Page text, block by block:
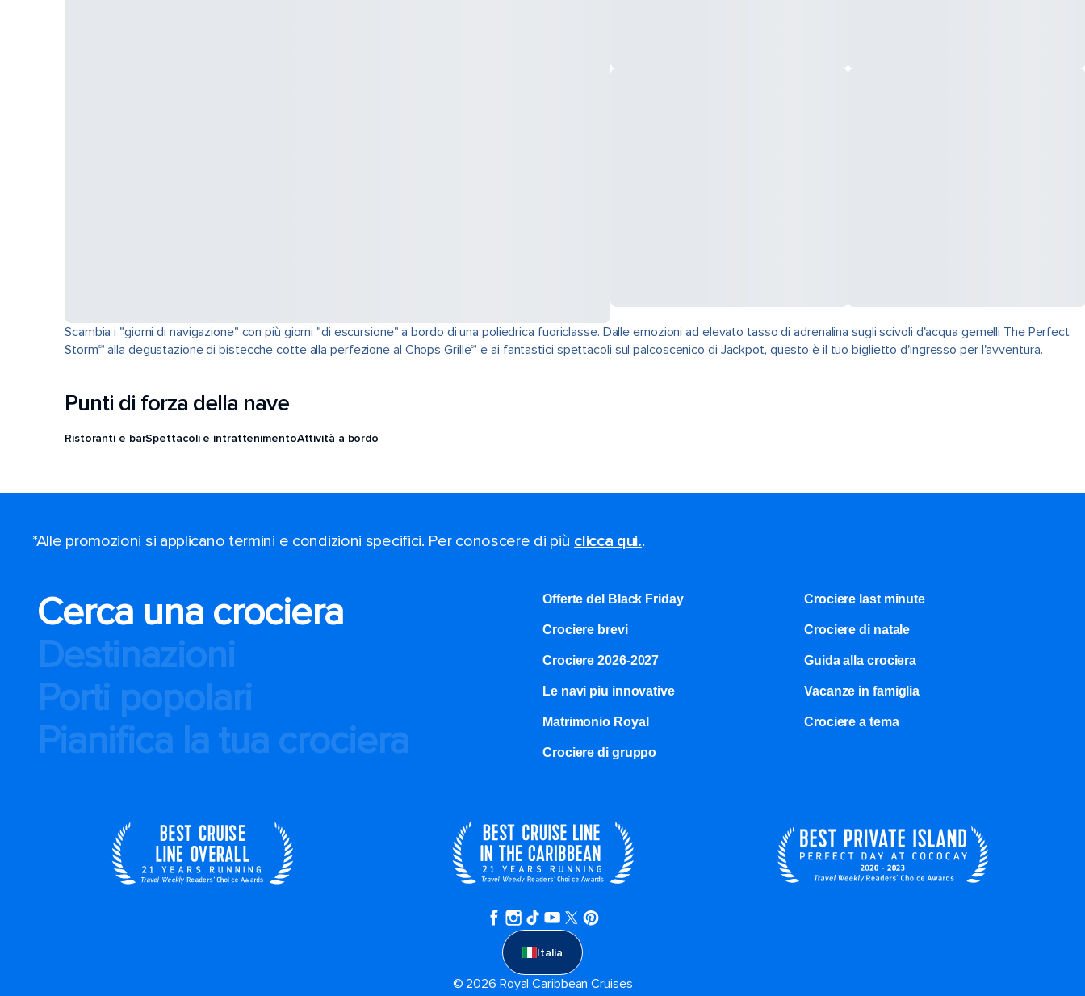
Scambia i "giorni di navigazione" con più giorni "di escursione" a bordo di una poliedrica fuoriclasse. Dalle emozioni ad elevato tasso di adrenalina sugli scivoli d'acqua gemelli The Perfect
Storm℠ alla degustazione di bistecche cotte alla perfezione al Chops Grille℠ e ai fantastici spettacoli sul palcoscenico di Jackpot, questo è il tuo biglietto d'ingresso per l'avventura.
Punti di forza della nave
Ristoranti e barSpettacoli e intrattenimentoAttività a bordo
*Alle promozioni si applicano termini e condizioni specifici. Per conoscere di più clicca qui..
Cerca una crociera
Destinazioni
Porti popolari
Pianifica la tua crociera
Offerte del Black Friday Crociere last minute
Crociere brevi​ Crociere di natale​
Crociere 2026-2027 Guida alla crociera
Le navi piu innovative Vacanze in famiglia
Matrimonio Royal Crociere a tema
Crociere di gruppo
Italia
© 2026 Royal Caribbean Cruises